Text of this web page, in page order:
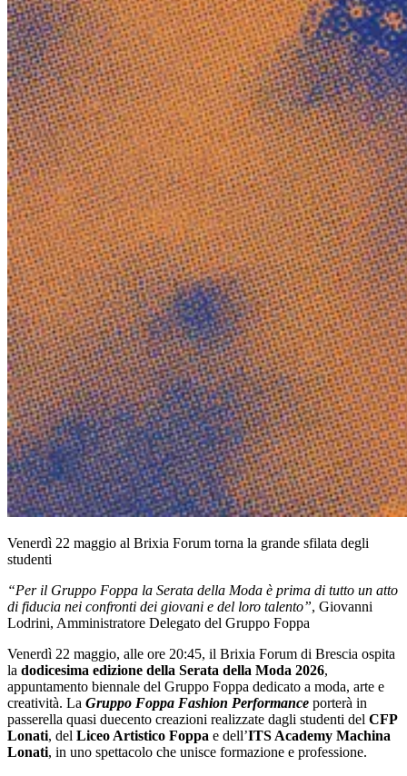
Venerdì 22 maggio al Brixia Forum torna la grande sfilata degli
studenti
“Per il Gruppo Foppa la Serata della Moda è prima di tutto un atto
di fiducia nei confronti dei giovani e del loro talento”, Giovanni
Lodrini, Amministratore Delegato del Gruppo Foppa
Venerdì 22 maggio, alle ore 20:45, il Brixia Forum di Brescia ospita
la dodicesima edizione della Serata della Moda 2026,
appuntamento biennale del Gruppo Foppa dedicato a moda, arte e
creatività. La Gruppo Foppa Fashion Performance porterà in
passerella quasi duecento creazioni realizzate dagli studenti del CFP
Lonati, del Liceo Artistico Foppa e dell’ITS Academy Machina
Lonati, in uno spettacolo che unisce formazione e professione.